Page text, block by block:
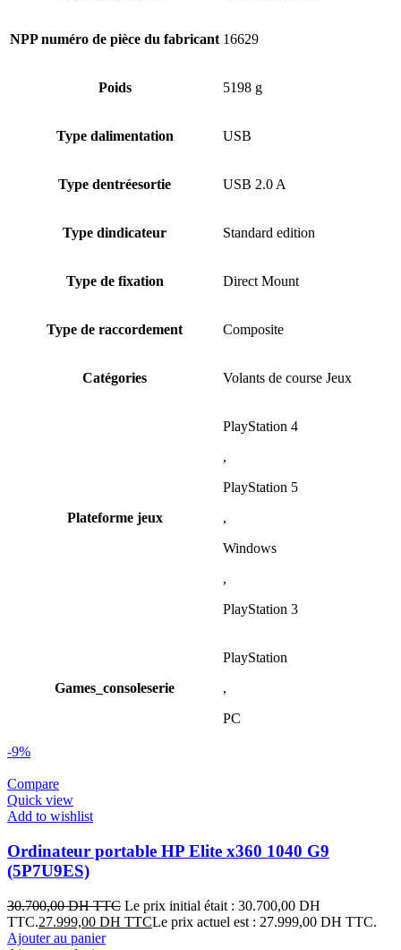
NPP numéro de pièce du fabricant 16629
Poids 5198 g
Type dalimentation USB
Type dentréesortie USB 2.0 A
Type dindicateur Standard edition
Type de fixation Direct Mount
Type de raccordement Composite
Catégories Volants de course Jeux
Plateforme jeux
PlayStation 4
,
PlayStation 5
,
Windows
,
PlayStation 3
Games_consoleserie
PlayStation
,
PC
-9%
Compare
Quick view
Add to wishlist
Ordinateur portable HP Elite x360 1040 G9
(5P7U9ES)
30.700,00DH TTC Le prix initial était : 30.700,00 DH
TTC.27.999,00 DH TTCLe prix actuel est : 27.999,00 DH TTC.
Ajouter au panier